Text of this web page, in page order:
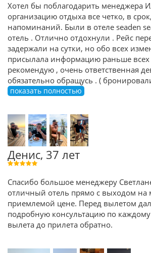
Хотел бы поблагодарить менеджера
организацию отдыха все четко, в
напоминаний. Были в отеле seaden
отель . Отлично отдохнули . Рейс
задержали на сутки, но обо всех
присылала информацию раньше всех
рекомендую , очень ответственная
обязательно обращусь . (
показать полностью
Денис, 37 лет
Спасибо большое менеджеру
отличный отель прямо с выходом на
приемлемой цене. Перед вылетом
подробную консультацию по каждому
вылета до прилета обратно.